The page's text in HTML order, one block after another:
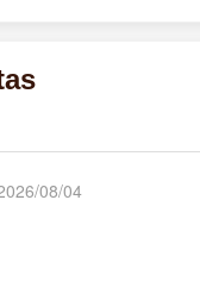
08/04